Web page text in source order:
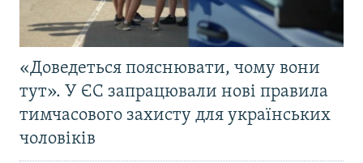
«Доведеться пояснювати, чому вони
тут». У ЄС запрацювали нові правила
тимчасового захисту для українських
чоловіків